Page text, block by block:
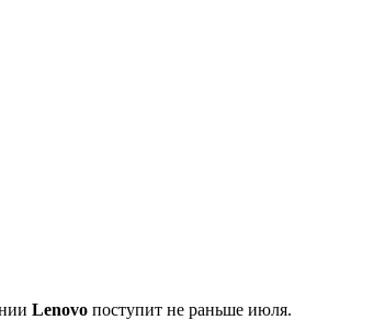
Lenovo поступит не раньше июля.